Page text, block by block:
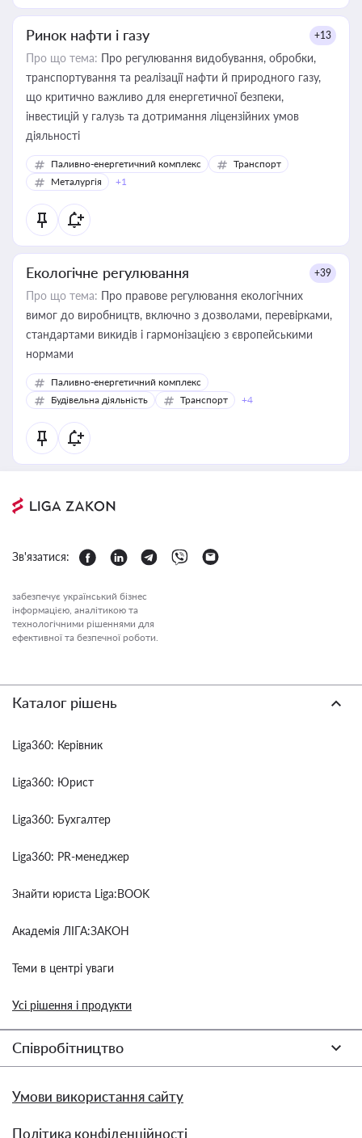
Ринок нафти і газу +13
Про що тема: Про регулювання видобування, обробки,
транспортування та реалізації нафти й природного газу,
що критично важливо для енергетичної безпеки,
інвестицій у галузь та дотримання ліцензійних умов
діяльності
Паливно-енергетичний комплекс
Транспорт
Металургія
+1
Екологічне регулювання +39
Про що тема: Про правове регулювання екологічних
вимог до виробництв, включно з дозволами, перевірками,
стандартами викидів і гармонізацією з європейськими
нормами
Паливно-енергетичний комплекс
Будівельна діяльність
Транспорт +4
Зв'язатися:
забезпечує український бізнес
інформацією, аналітикою та
технологічними рішеннями для
ефективної та безпечної роботи.
Каталог рішень
Liga360: Керівник
Liga360: Юрист
Liga360: Бухгалтер
Liga360: PR-менеджер
Знайти юриста Liga:BOOK
Академія ЛІГА:ЗАКОН
Теми в центрі уваги
Усі рішення і продукти
Співробітництво
Умови використання сайту
Політика конфіденційності